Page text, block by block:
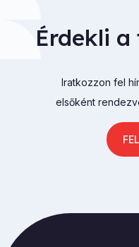
Érdekli
Iratkozzon fel
elsőként